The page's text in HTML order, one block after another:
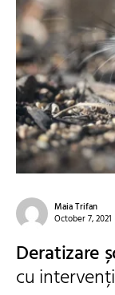
Maia Trifan
October 7, 2021
Deratizare
cu